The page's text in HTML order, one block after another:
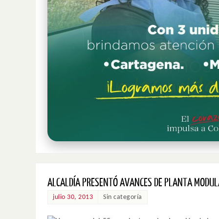
ALCALDÍA PRESENTÓ AVANCES DE PLANTA
julio 30, 2013 Sin categoría